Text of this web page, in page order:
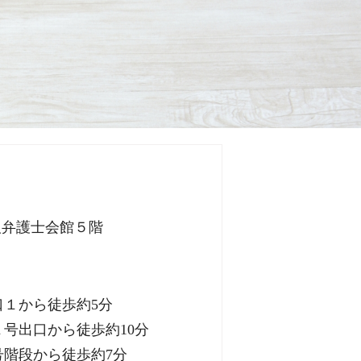
護士会館５階
から徒歩約5分
出口から徒歩約10分
段から徒歩約7分